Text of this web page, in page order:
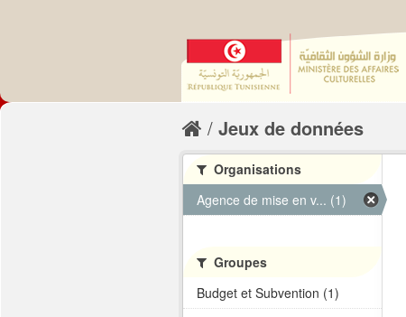
Jeux de données
Organisations
Agence de mise en v... (1)
Groupes
Budget et Subvention (1)